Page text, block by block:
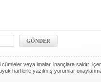
veya imalar, inançlara saldırı
harflerle yazılmış yorumlar